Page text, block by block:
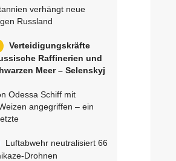
verhängt neue
Russland
Verteidigungskräfte
Raffinerien und
Meer – Selenskyj
Odessa Schiff mit
angegriffen – ein
Luftabwehr neutralisiert 66
Drohnen